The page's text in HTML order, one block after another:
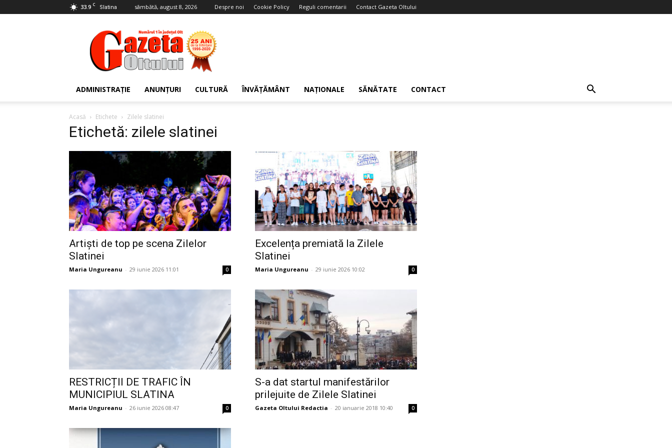
33.9 C Slatina sâmbătă, august 8, 2026 Despre noi Cookie Policy Reguli comentarii Contact Gazeta Oltului
Gazeta
Oltului
ADMINISTRAȚIE ANUNȚURI CULTURĂ ÎNVĂȚĂMÂNT NAȚIONALE SĂNĂTATE CONTACT
Acasă Etichete Zilele slatinei
Etichetă: zilele slatinei
Artiști de top pe scena Zilelor
Slatinei
Maria Ungureanu - 29 iunie 2026 11:01 0
Excelența premiată la Zilele
Slatinei
Maria Ungureanu - 29 iunie 2026 10:02 0
RESTRICȚII DE TRAFIC ÎN
MUNICIPIUL SLATINA
Maria Ungureanu - 26 iunie 2026 08:47 0
S-a dat startul manifestărilor
prilejuite de Zilele Slatinei
Gazeta Oltului Redactia - 20 ianuarie 2018 10:40 0